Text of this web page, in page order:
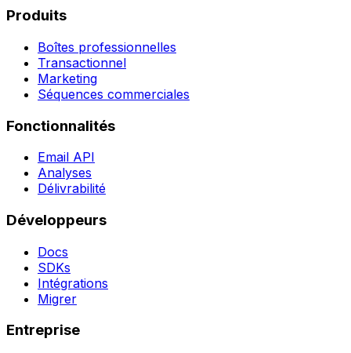
Produits
Boîtes professionnelles
Transactionnel
Marketing
Séquences commerciales
Fonctionnalités
Email API
Analyses
Délivrabilité
Développeurs
Docs
SDKs
Intégrations
Migrer
Entreprise